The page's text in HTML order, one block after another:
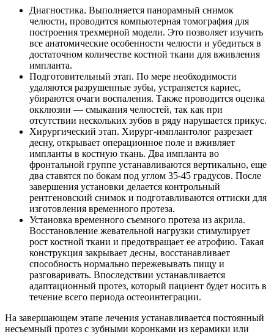
Диагностика. Выполняется панорамный снимок
челюсти, проводится компьютерная томография для
построения трехмерной модели. Это позволяет изучить
все анатомические особенности челюсти и убедиться в
достаточном количестве костной ткани для вживления
импланта.
Подготовительный этап. По мере необходимости
удаляются разрушенные зубы, устраняется кариес,
убираются очаги воспаления. Также проводится оценка
окклюзии — смыкания челюстей, так как при
отсутствии нескольких зубов в ряду нарушается прикус.
Хирургический этап. Хирург-имплантолог разрезает
десну, открывает операционное поле и вживляет
импланты в костную ткань. Два импланта во
фронтальной группе устанавливаются вертикально, еще
два ставятся по бокам под углом 35-45 градусов. После
завершения установки делается контрольный
рентгеновский снимок и подготавливаются оттиски для
изготовления временного протеза.
Установка временного съемного протеза из акрила.
Восстановление жевательной нагрузки стимулирует
рост костной ткани и предотвращает ее атрофию. Такая
конструкция закрывает десны, восстанавливает
способность нормально пережевывать пищу и
разговаривать. Впоследствии устанавливается
адаптационный протез, который пациент будет носить в
течение всего периода остеоинтеграции.
На завершающем этапе лечения устанавливается постоянный
несъемный протез с зубными коронками из керамики или